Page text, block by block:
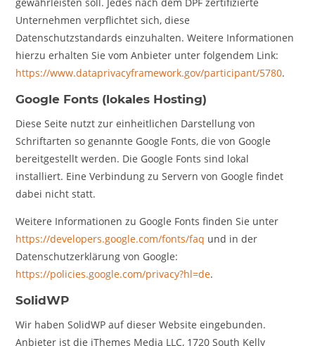
Unternehmen verpflichtet sich, diese
Datenschutzstandards einzuhalten. Weitere Informationen
hierzu erhalten Sie vom Anbieter unter folgendem Link:
https://www.dataprivacyframework.gov/participant/5780.
Google Fonts (lokales Hosting)
Diese Seite nutzt zur einheitlichen Darstellung von
Schriftarten so genannte Google Fonts, die von Google
bereitgestellt werden. Die Google Fonts sind lokal
installiert. Eine Verbindung zu Servern von Google findet
dabei nicht statt.
Weitere Informationen zu Google Fonts finden Sie unter
https://developers.google.com/fonts/faq und in der
Datenschutzerklärung von Google:
https://policies.google.com/privacy?hl=de.
SolidWP
Wir haben SolidWP auf dieser Website eingebunden.
Anbieter ist die iThemes Media LLC, 1720 South Kelly